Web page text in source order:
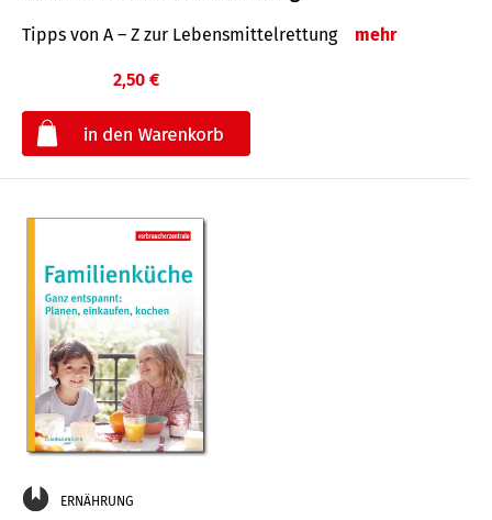
Tipps von A – Z zur Lebensmittelrettung mehr
2,50 €
ERNÄHRUNG